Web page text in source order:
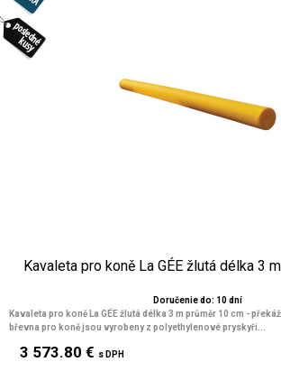
Kavaleta pro koně La GÉE žlutá délka 3
Doručenie do: 10 dní
Kavaleta pro koně La GÉE žlutá délka 3 m průměr 10 cm -
břevna pro koně jsou vyrobeny z polyethylenové pryskyři...
3 573.80 € s DPH